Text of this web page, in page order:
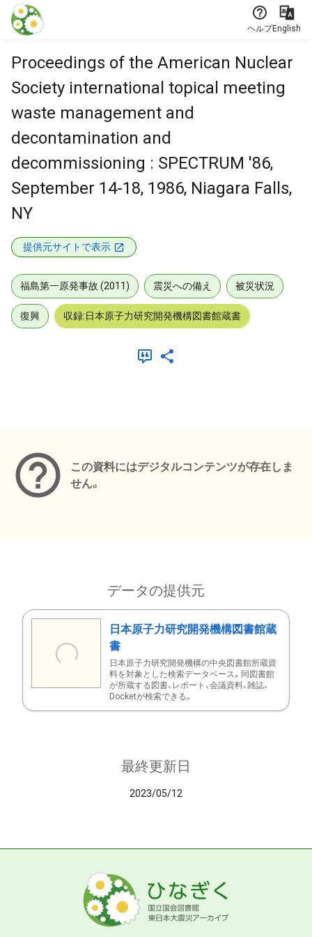
本文に飛ぶ
ヘルプEnglish
Proceedings of the American Nuclear
Society international topical meeting
waste management and
decontamination and
decommissioning : SPECTRUM '86,
September 14-18, 1986, Niagara Falls,
NY
提供元サイトで表示
福島第一原発事故 (2011) 震災への備え 被災状況
復興 収録:日本原子力研究開発機構図書館蔵書
この資料にはデジタルコンテンツが存在しま
せん。
データの提供元
日本原子力研究開発機構図書館蔵
書
日本原子力研究開発機構の中央図書館所蔵資
料を対象とした検索データベース。同図書館
が所蔵する図書、レポート、会議資料、雑誌、
Docketが検索できる。
最終更新日
2023/05/12